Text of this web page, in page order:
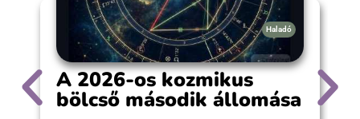
Haladó
A 2026-os kozmikus
bölcső második állomása